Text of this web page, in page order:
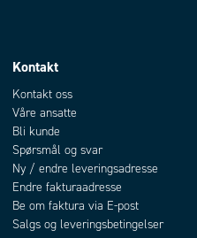
Kontakt
Kontakt oss
Våre ansatte
Bli kunde
Spørsmål og svar
Ny / endre leveringsadresse
Endre fakturaadresse
Be om faktura via E-post
Salgs og leveringsbetingelser